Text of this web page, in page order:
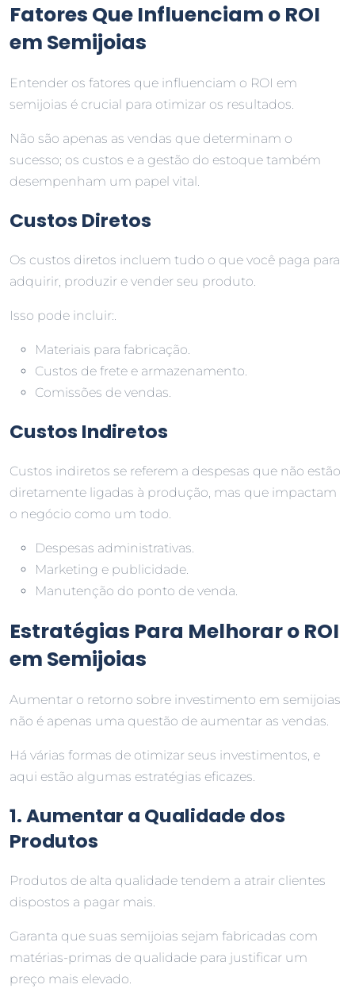
Fatores Que Influenciam o ROI
em Semijoias
Entender os fatores que influenciam o ROI em
semijoias é crucial para otimizar os resultados.
Não são apenas as vendas que determinam o
sucesso; os custos e a gestão do estoque também
desempenham um papel vital.
Custos Diretos
Os custos diretos incluem tudo o que você paga para
adquirir, produzir e vender seu produto.
Isso pode incluir:.
Materiais para fabricação.
Custos de frete e armazenamento.
Comissões de vendas.
Custos Indiretos
Custos indiretos se referem a despesas que não estão
diretamente ligadas à produção, mas que impactam
o negócio como um todo.
Despesas administrativas.
Marketing e publicidade.
Manutenção do ponto de venda.
Estratégias Para Melhorar o ROI
em Semijoias
Aumentar o retorno sobre investimento em semijoias
não é apenas uma questão de aumentar as vendas.
Há várias formas de otimizar seus investimentos, e
aqui estão algumas estratégias eficazes.
1. Aumentar a Qualidade dos
Produtos
Produtos de alta qualidade tendem a atrair clientes
dispostos a pagar mais.
Garanta que suas semijoias sejam fabricadas com
matérias-primas de qualidade para justificar um
preço mais elevado.